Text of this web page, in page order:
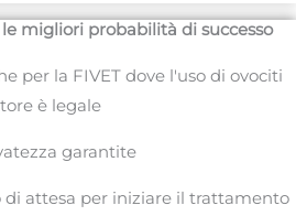
migliori probabilità di successo
per la FIVET dove l'uso di ovociti
è legale
garantite
di attesa per iniziare il trattamento